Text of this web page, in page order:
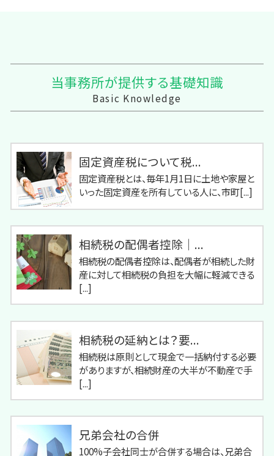
当事務所が提供する基礎知識
Basic Knowledge
固定資産税について税...
固定資産税とは、毎年1月1日に土地や家屋と
いった固定資産を所有している人に、市町[...]
相続税の配偶者控除｜...
相続税の配偶者控除は、配偶者が相続した財
産に対して相続税の負担を大幅に軽減できる
[...]
相続税の延納とは？要...
相続税は原則として現金で一括納付する必要
がありますが、相続財産の大半が不動産で手
[...]
兄弟会社の合併
100%子会社同士が合併する場合は、兄弟合